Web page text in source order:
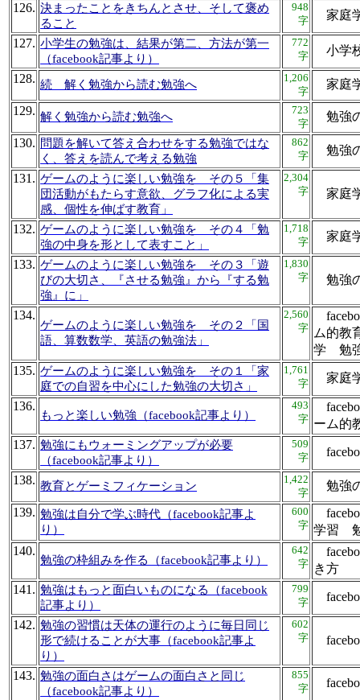
126. 決まったことをきちんとさせ、そして褒め
ること
948
字
家庭
127. 小学生の勉強は、結果が第二、方法が第一
（facebook記事より）
772
字
小学
128. 続 解く勉強から読む勉強へ
1,206
字
家庭
129. 解く勉強から読む勉強へ
723
字
勉
130. 問題を解いて答え合わせをする勉強ではな
く、答えを読んで考える勉強
862
字
勉強
131. ゲームのように楽しい勉強を その５「集
団活動がもたらす意欲、グラフ化による実
感、個性を伸ばす教育」
2,304
字
家庭
132. ゲームのように楽しい勉強を その４「勉
強の中身を形として表すこと」
1,718
字
家庭
133. ゲームのように楽しい勉強を その３「遊
びの大切さ、『させる勉強』から『する勉
強』に」
1,830
字
勉強
134.
ゲームのように楽しい勉強を その２「国
語、算数数学、英語の勉強法」
2,560
字 ム的
学 勉
135. ゲームのように楽しい勉強を その１「家
庭での自習を中心にした勉強の大切さ」
1,761
字
家庭
136.
もっと楽しい勉強（facebook記事より）
493
字 ーム
137. 勉強にもウォーミングアップが必要
（facebook記事より）
509
字
138. 教育とゲーミフィケーション
1,422
字
勉強
139. 勉強は自分で学ぶ時代（facebook記事よ
り）
600
字 学習
140.
勉強の枠組みを作る（facebook記事より）
642
字 き
141. 勉強はもっと面白いものになる（facebook
記事より）
799
字
142. 勉強の習慣は天体の運行のように毎日同じ
形で続けることが大事（facebook記事よ
り）
602
字
143. 勉強の面白さはゲームの面白さと同じ
（facebook記事より）
855
字